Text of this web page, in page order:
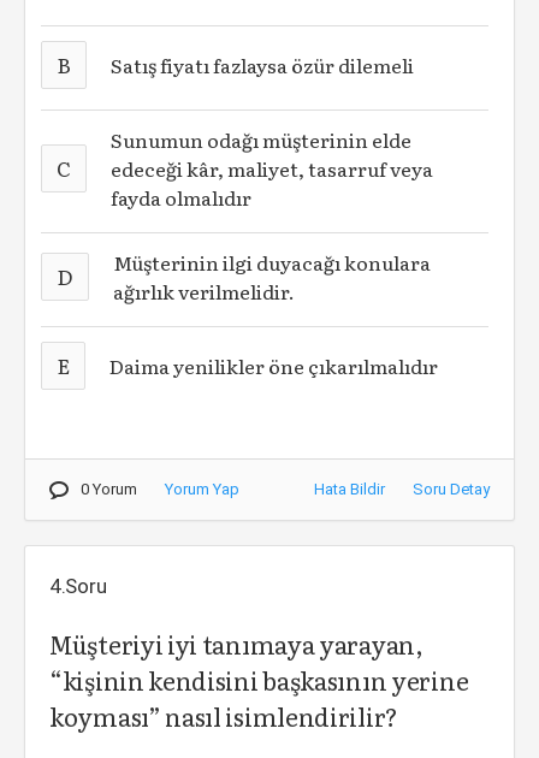
B Satış fiyatı fazlaysa özür dilemeli
C
Sunumun odağı müşterinin elde
edeceği kâr, maliyet, tasarruf veya
fayda olmalıdır
D
Müşterinin ilgi duyacağı konulara
ağırlık verilmelidir.
E Daima yenilikler öne çıkarılmalıdır
0 Yorum Yorum Yap Hata Bildir Soru Detay
4.Soru
Müşteriyi iyi tanımaya yarayan,
“kişinin kendisini başkasının yerine
koyması” nasıl isimlendirilir?